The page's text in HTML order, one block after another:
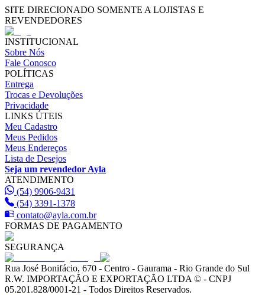
SITE DIRECIONADO SOMENTE A LOJISTAS E
REVENDEDORES
INSTITUCIONAL
Sobre Nós
Fale Conosco
POLÍTICAS
Entrega
Trocas e Devoluções
Privacidade
LINKS ÚTEIS
Meu Cadastro
Meus Pedidos
Meus Endereços
Lista de Desejos
Seja um revendedor Ayla
ATENDIMENTO
(54) 9906-9431
(54) 3391-1378
contato@ayla.com.br
FORMAS DE PAGAMENTO
SEGURANÇA
Rua José Bonifácio, 670 - Centro - Gaurama - Rio Grande do Sul
R.W. IMPORTAÇÃO E EXPORTAÇÃO LTDA © - CNPJ
05.201.828/0001-21 - Todos Direitos Reservados.